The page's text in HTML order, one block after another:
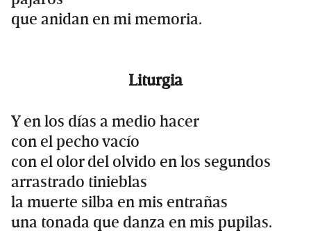
que anidan en mi memoria.
Liturgia
Y en los días a medio hacer
con el pecho vacío
con el olor del olvido en los segundos
arrastrado tinieblas
la muerte silba en mis entrañas
una tonada que danza en mis pupilas.